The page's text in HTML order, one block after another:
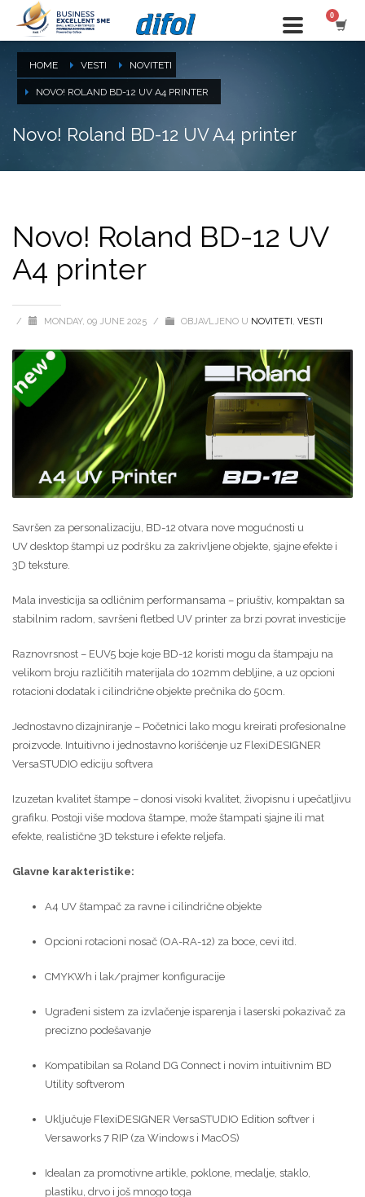
HOME VESTI NOVITETI
NOVO! ROLAND BD-12 UV A4 PRINTER
Novo! Roland BD-12 UV A4 printer
Novo! Roland BD-12 UV
A4 printer
/ MONDAY, 09 JUNE 2025 / OBJAVLJENO U NOVITETI, VESTI
Savršen za personalizaciju, BD-12 otvara nove mogućnosti u
UV desktop štampi uz podršku za zakrivljene objekte, sjajne efekte i
3D teksture.
Mala investicija sa odličnim performansama – priuštiv, kompaktan sa
stabilnim radom, savršeni fletbed UV printer za brzi povrat investicije
Raznovrsnost – EUV5 boje koje BD-12 koristi mogu da štampaju na
velikom broju različitih materijala do 102mm debljine, a uz opcioni
rotacioni dodatak i cilindrične objekte prečnika do 50cm.
Jednostavno dizajniranje – Početnici lako mogu kreirati profesionalne
proizvode. Intuitivno i jednostavno korišćenje uz FlexiDESIGNER
VersaSTUDIO ediciju softvera
Izuzetan kvalitet štampe – donosi visoki kvalitet, živopisnu i upečatljivu
grafiku. Postoji više modova štampe, može štampati sjajne ili mat
efekte, realistične 3D teksture i efekte reljefa.
Glavne karakteristike:
A4 UV štampač za ravne i cilindrične objekte
Opcioni rotacioni nosač (OA-RA-12) za boce, cevi itd.
CMYKWh i lak/prajmer konfiguracije
Ugrađeni sistem za izvlačenje isparenja i laserski pokazivač za
precizno podešavanje
Kompatibilan sa Roland DG Connect i novim intuitivnim BD
Utility softverom
Uključuje FlexiDESIGNER VersaSTUDIO Edition softver i
Versaworks 7 RIP (za Windows i MacOS)
Idealan za promotivne artikle, poklone, medalje, staklo,
plastiku, drvo i još mnogo toga